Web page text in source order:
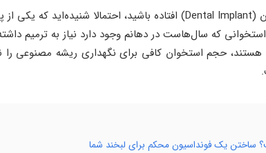
که سال‌هاست در دهانم وجود دارد نیاز به ترمیم
هستند، حجم استخوان کافی برای نگهداری ریشه مصنوعی
ساختن یک فونداسیون محکم برای لبخند شما